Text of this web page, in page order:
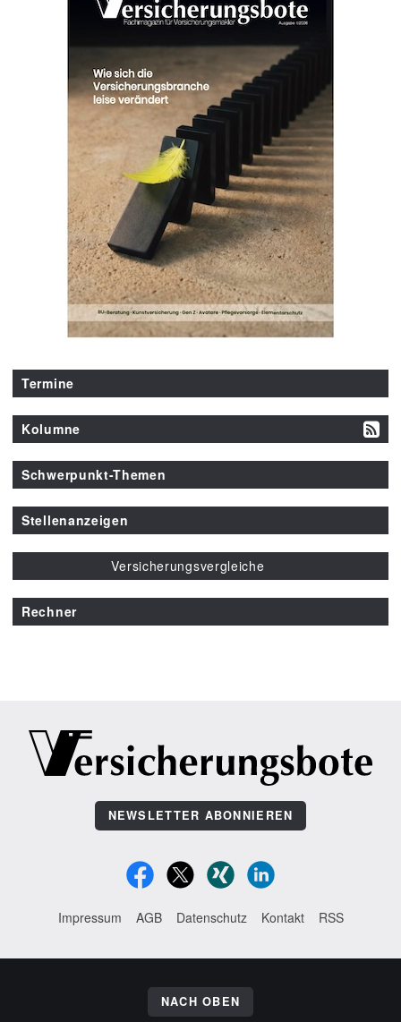
Termine
Kolumne
Schwerpunkt-Themen
Stellenanzeigen
Versicherungsvergleiche
Rechner
NEWSLETTER ABONNIEREN
Impressum AGB Datenschutz Kontakt RSS
NACH OBEN